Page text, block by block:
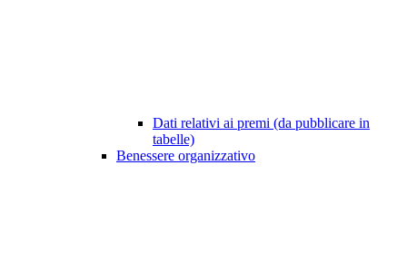
Dati relativi ai premi (da pubblicare in
tabelle)
Benessere organizzativo